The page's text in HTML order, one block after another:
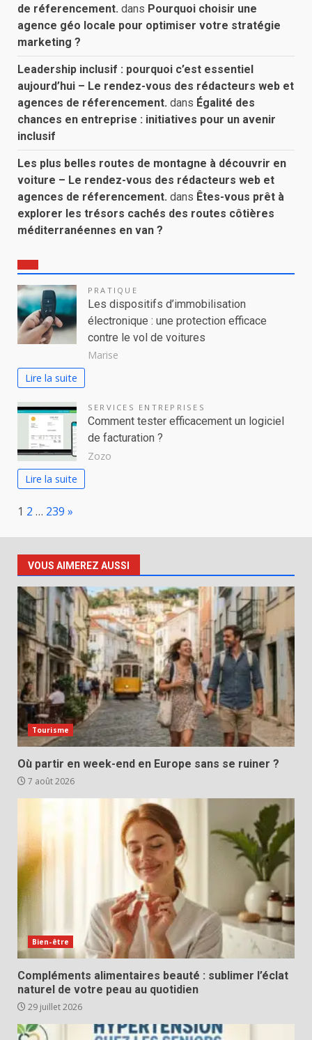
de réferencement. dans Pourquoi choisir une
agence géo locale pour optimiser votre stratégie
marketing ?
Leadership inclusif : pourquoi c’est essentiel
aujourd’hui – Le rendez-vous des rédacteurs web et
agences de réferencement. dans Égalité des
chances en entreprise : initiatives pour un avenir
inclusif
Les plus belles routes de montagne à découvrir en
voiture – Le rendez-vous des rédacteurs web et
agences de réferencement. dans Êtes-vous prêt à
explorer les trésors cachés des routes côtières
méditerranéennes en van ?
PRATIQUE
Les dispositifs d’immobilisation
électronique : une protection efficace
contre le vol de voitures
Marise
Lire la suite
SERVICES ENTREPRISES
Comment tester efficacement un logiciel
de facturation ?
Zozo
Lire la suite
Page:
1 2 … 239 Next
»
VOUS AIMEREZ AUSSI
Tourisme
Où partir en week-end en Europe sans se ruiner ?
7 août 2026
Bien-être
Compléments alimentaires beauté : sublimer l’éclat
naturel de votre peau au quotidien
29 juillet 2026